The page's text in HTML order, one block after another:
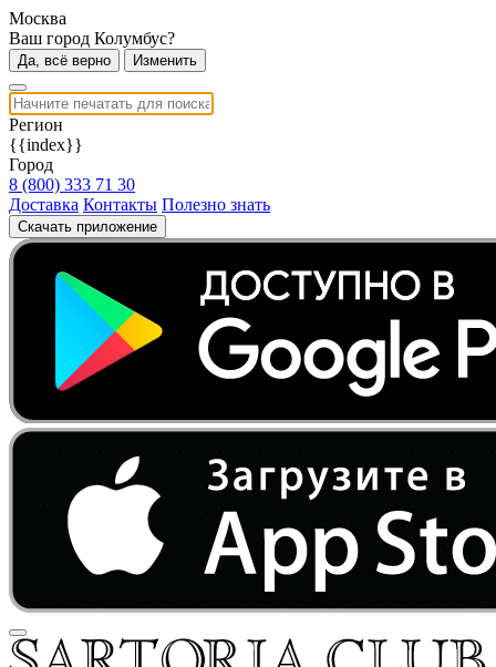
Москва
Ваш город Колумбус?
Да, всё верно Изменить
Регион
{{index}}
Город
8 (800) 333 71 30
Доставка Контакты Полезно знать
Скачать приложение